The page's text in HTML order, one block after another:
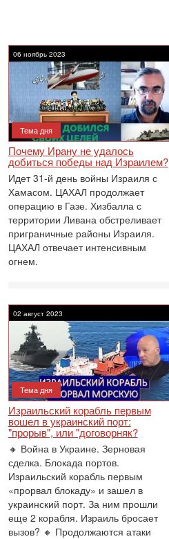
06 ноябрь 2023
Тема дня
Почему Ирану не удалось
добиться победы над Израилем?
Идет 31-й день войны Израиля с
Хамасом. ЦАХАЛ продолжает
операцию в Газе. Хизбалла с
территории Ливана обстреливает
приграничные районы Израиля.
ЦАХАЛ отвечает интенсивным
огнем.
02 август 2023
Тема дня
Израильский корабль первым
вошел в украинский порт:
"прорыв", или "договорняк?
🔸 Война в Украине. Зерновая
сделка. Блокада портов.
Израильский корабль первым
«прорвал блокаду» и зашел в
украинский порт. За ним прошли
еще 2 корабля. Израиль бросает
вызов? 🔸 Продолжаются атаки